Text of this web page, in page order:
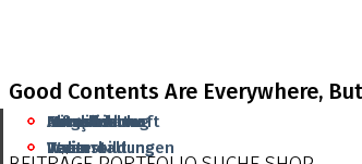
Good Contents Are Everywhere,
Aktuelles
Veranstaltungen
Grundbildung
Weiterbildung
Mitgliedschaft
Team
Infrastruktur
Team
Français
Italiano